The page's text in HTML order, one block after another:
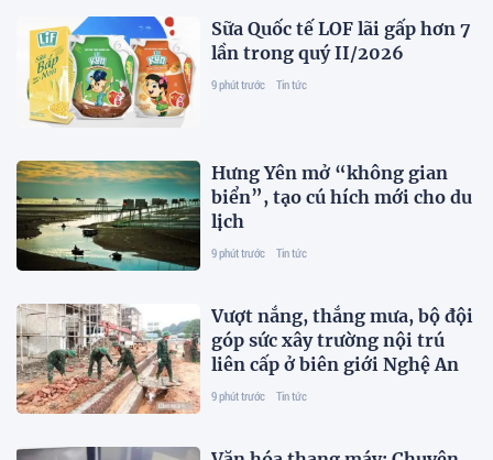
Sữa Quốc tế LOF lãi gấp hơn 7
lần trong quý II/2026
9 phút trước Tin tức
Hưng Yên mở “không gian
biển”, tạo cú hích mới cho du
lịch
9 phút trước Tin tức
Vượt nắng, thắng mưa, bộ đội
góp sức xây trường nội trú
liên cấp ở biên giới Nghệ An
9 phút trước Tin tức